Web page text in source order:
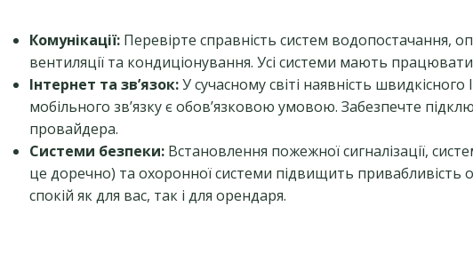
Комунікації: Перевірте справність систем водопостачання,
вентиляції та кондиціонування. Усі системи мають
Інтернет та зв’язок:У сучасному світі наявність
мобільного зв’язку є обов’язковою умовою. Забезпечте
провайдера.
Системи безпеки: Встановлення пожежної сигналізації,
це доречно) та охоронної системи підвищить привабливість
спокій як для вас, так і для орендаря.